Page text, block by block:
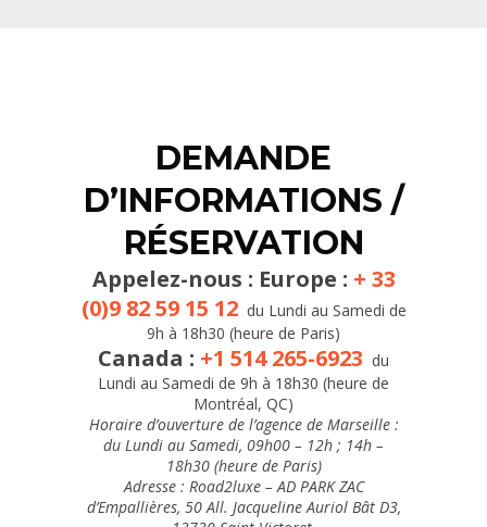
DEMANDE
D’INFORMATIONS /
RÉSERVATION
Appelez-nous : Europe : + 33
(0)9 82 59 15 12du Lundi au Samedi de
9h à 18h30 (heure de Paris)
Canada : +1 514 265-6923 du
Lundi au Samedi de 9h à 18h30 (heure de
Montréal, QC)
Horaired’ouverture de l’agence de Marseille :
du Lundi au Samedi, 09h00 – 12h ; 14h –
18h30 (heure de Paris)
Adresse : Road2luxe – AD PARK ZAC
d’Empallières, 50 All. Jacqueline Auriol Bât D3,